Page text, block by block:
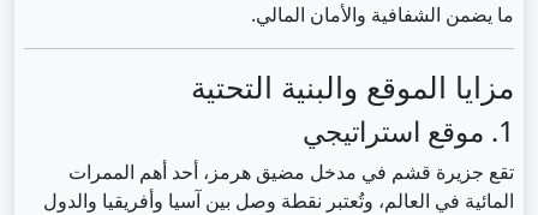
ما يضمن الشفافية والأمان المالي.
مزايا الموقع والبنية التحتية
1. موقع استراتيجي
تقع جزيرة قشم في مدخل مضيق هرمز، أحد أهم الممرات
المائية في العالم، وتُعتبر نقطة وصل بين آسيا وأفريقيا والدول